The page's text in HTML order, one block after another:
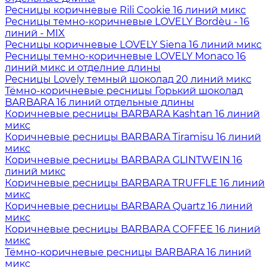
Ресницы коричневые Rili Cookie 16 линий микс
Ресницы темно-коричневые LOVELY Bordèu - 16
линий - MIX
Ресницы коричневые LOVELY Siena 16 линий микс
Ресницы темно-коричневые LOVELY Monaco 16
линий микс и отделние длины
Ресницы Lovely темный шоколад 20 линий микс
Тёмно-коричневые ресницы Горький шоколад
BARBARA 16 линий отдельные длины
Коричневые ресницы BARBARA Kashtan 16 линий
микс
Коричневые ресницы BARBARA Tiramisu 16 линий
микс
Коричневые ресницы BARBARA GLINTWEIN 16
линий микс
Коричневые ресницы BARBARA TRUFFLE 16 линий
микс
Коричневые ресницы BARBARA Quartz 16 линий
микс
Коричневые ресницы BARBARA COFFEE 16 линий
микс
Тёмно-коричневые ресницы BARBARA 16 линий
микс